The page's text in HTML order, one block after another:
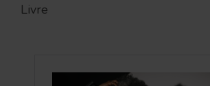
Livre